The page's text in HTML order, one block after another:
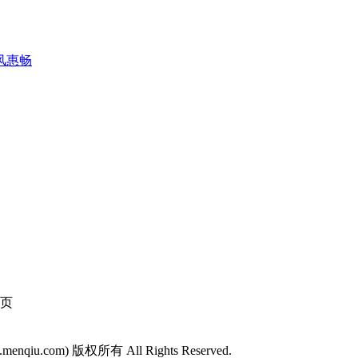
惠畅
版权所有 All Rights Reserved.